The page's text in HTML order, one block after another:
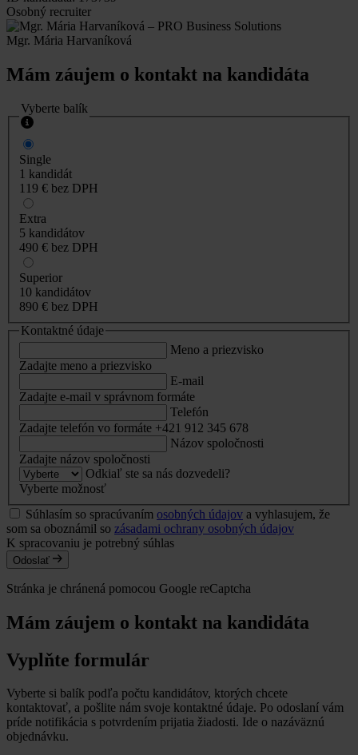
Osobný recruiter
Mgr. Mária Harvaníková
Mám záujem o kontakt na kandidáta
Vyberte balík
Single
1 kandidát
119 € bez DPH
Extra
5 kandidátov
490 € bez DPH
Superior
10 kandidátov
890 € bez DPH
Kontaktné údaje
Meno a priezvisko
Zadajte meno a priezvisko
E-mail
Zadajte e-mail v správnom formáte
Telefón
Zadajte telefón vo formáte +421 912 345 678
Názov spoločnosti
Zadajte názov spoločnosti
Odkiaľ ste sa nás dozvedeli?
Vyberte možnosť
Súhlasím so spracúvaním osobných údajov a vyhlasujem, že
som sa oboznámil so zásadami ochrany osobných údajov
K spracovaniu je potrebný súhlas
Odoslať
Stránka je chránená pomocou Google reCaptcha
Mám záujem o kontakt na kandidáta
Vyplňte formulár
Vyberte si balík podľa počtu kandidátov, ktorých chcete
kontaktovať, a pošlite nám svoje kontaktné údaje. Po odoslaní vám
príde notifikácia s potvrdením prijatia žiadosti. Ide o nazáväznú
objednávku.